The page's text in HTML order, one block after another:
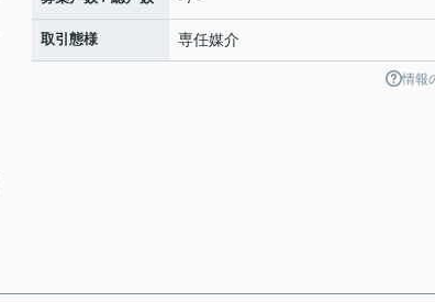
取引態様 専任媒介
情報